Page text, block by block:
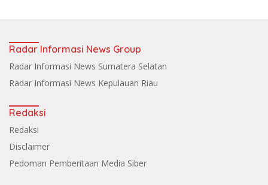
Radar Informasi News Group
Radar Informasi News Sumatera Selatan
Radar Informasi News Kepulauan Riau
Redaksi
Redaksi
Disclaimer
Pedoman Pemberitaan Media Siber